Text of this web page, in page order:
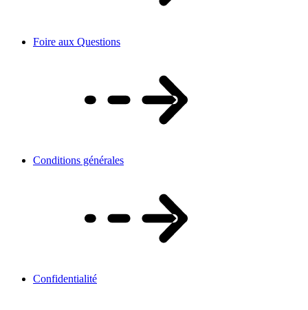
Foire aux Questions
Conditions générales
Confidentialité